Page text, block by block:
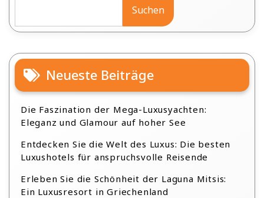
Suchen
Neueste Beiträge
Die Faszination der Mega-Luxusyachten:
Eleganz und Glamour auf hoher See
Entdecken Sie die Welt des Luxus: Die besten
Luxushotels für anspruchsvolle Reisende
Erleben Sie die Schönheit der Laguna Mitsis:
Ein Luxusresort in Griechenland